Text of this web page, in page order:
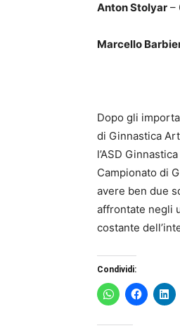
Anton Stolyar –
Marcello
Dopo gli
di Ginnastica
l’ASD
Campionato di
avere ben due
affrontate negli
costante
Condividi: